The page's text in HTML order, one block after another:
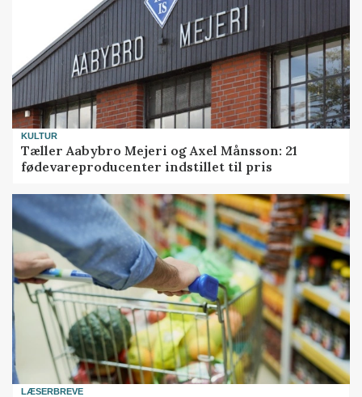
KULTUR
Tæller Aabybro Mejeri og Axel Månsson: 21
fødevareproducenter indstillet til pris
LÆSERBREVE